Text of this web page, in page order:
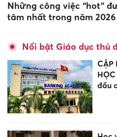
Những công việc “hot”
tâm nhất trong năm 2026
Nổi bật Giáo dục thủ
CẬP
đầu